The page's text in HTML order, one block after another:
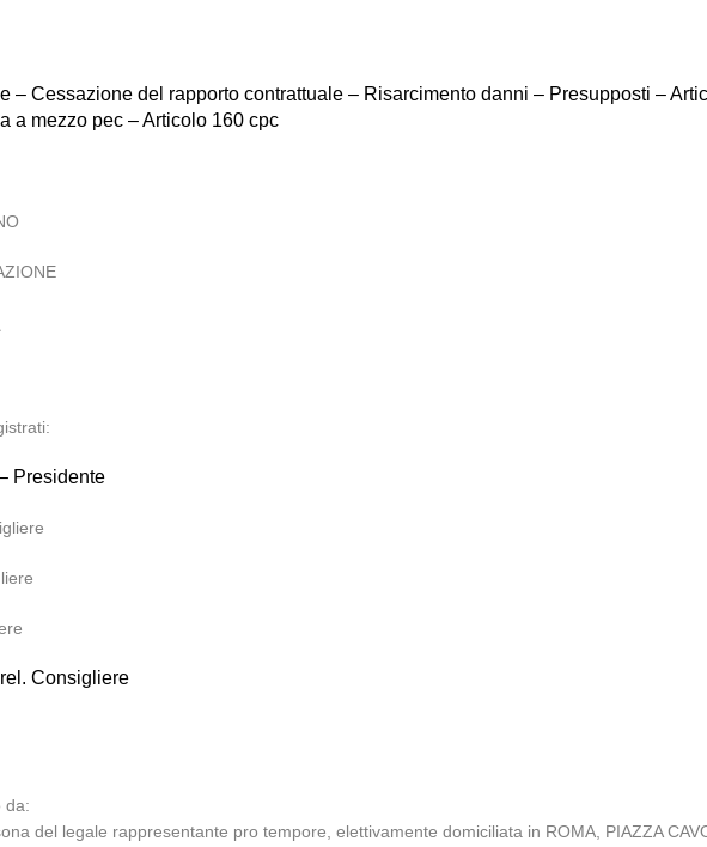
– Cessazione del rapporto contrattuale – Risarcimento danni – Presupposti –
a mezzo pec – Articolo 160 cpc
Presidente
Consigliere
da:
del legale rappresentante pro tempore, elettivamente domiciliata in ROMA, PIAZZA